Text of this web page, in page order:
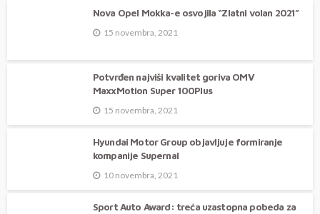
Nova Opel Mokka-e osvojila “Zlatni volan 2021”
15 novembra, 2021
Potvrđen najviši kvalitet goriva OMV
MaxxMotion Super 100Plus
15 novembra, 2021
Hyundai Motor Group objavljuje formiranje
kompanije Supernal
10 novembra, 2021
Sport Auto Award: treća uzastopna pobeda za